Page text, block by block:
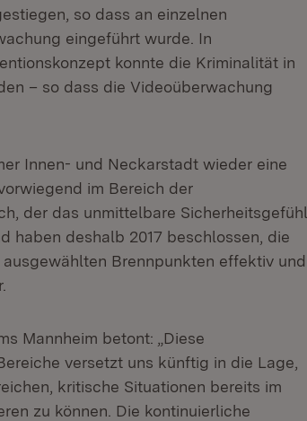
so dass an einzelnen
eingeführt wurde. In
konnte die Kriminalität in
– so dass die Videoüberwachung
Innen- und Neckarstadt wieder eine
im Bereich der
der das unmittelbare Sicherheitsgefühl
haben deshalb 2017 beschlossen, die
Brennpunkten effektiv und
Mannheim betont: „Diese
versetzt uns künftig in die Lage,
kritische Situationen bereits im
zu können. Die kontinuierliche